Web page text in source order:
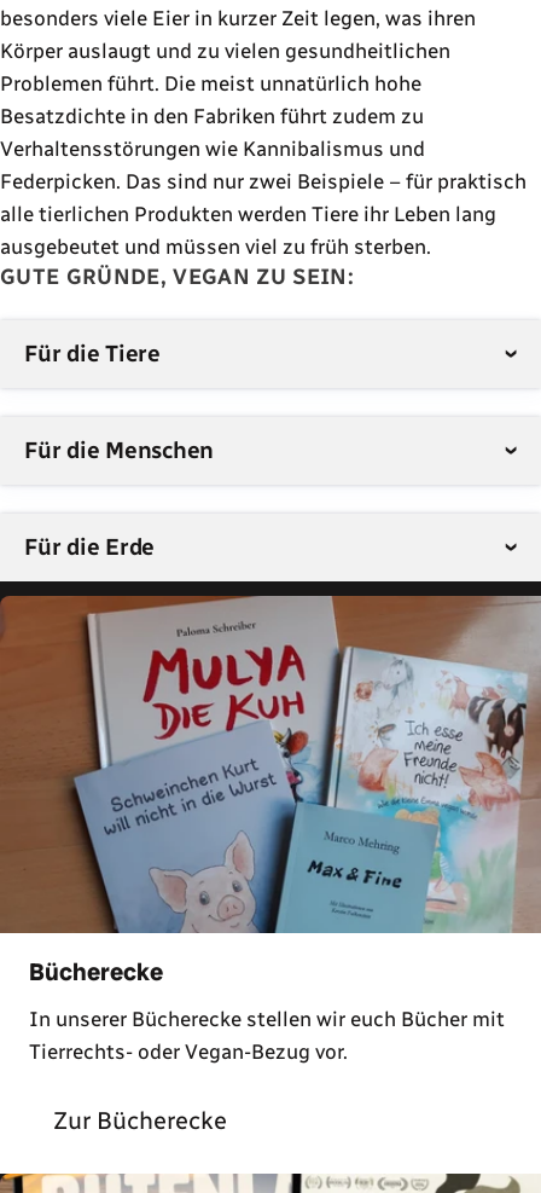
besonders viele Eier in kurzer Zeit legen, was ihren
Körper auslaugt und zu vielen gesundheitlichen
Problemen führt. Die meist unnatürlich hohe
Besatzdichte in den Fabriken führt zudem zu
Verhaltensstörungen wie Kannibalismus und
Federpicken. Das sind nur zwei Beispiele – für praktisch
alle tierlichen Produkten werden Tiere ihr Leben lang
ausgebeutet und müssen viel zu früh sterben.
GUTE GRÜNDE, VEGAN ZU SEIN:
Für die Tiere
Für die Menschen
Für die Erde
Bücherecke
In unserer Bücherecke stellen wir euch Bücher mit
Tierrechts- oder Vegan-Bezug vor.
Zur Bücherecke